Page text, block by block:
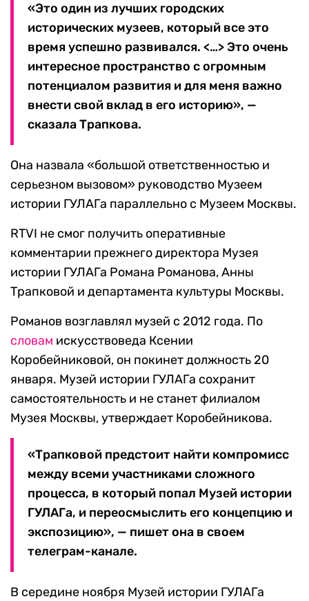
«Это один из лучших городских
исторических музеев, который все это
время успешно развивался. <…> Это очень
интересное пространство с огромным
потенциалом развития и для меня важно
внести свой вклад в его историю», —
сказала Трапкова.
Она назвала «большой ответственностью и
серьезном вызовом» руководство Музеем
истории ГУЛАГа параллельно с Музеем Москвы.
RTVI не смог получить оперативные
комментарии прежнего директора Музея
истории ГУЛАГа Романа Романова, Анны
Трапковой и департамента культуры Москвы.
Романов возглавлял музей с 2012 года. По
словам искусствоведа Ксении
Коробейниковой, он покинет должность 20
января. Музей истории ГУЛАГа сохранит
самостоятельность и не станет филиалом
Музея Москвы, утверждает Коробейникова.
«Трапковой предстоит найти компромисс
между всеми участниками сложного
процесса, в который попал Музей истории
ГУЛАГа, и переосмыслить его концепцию и
экспозицию», — пишет она в своем
телеграм-канале.
В середине ноября Музей истории ГУЛАГа